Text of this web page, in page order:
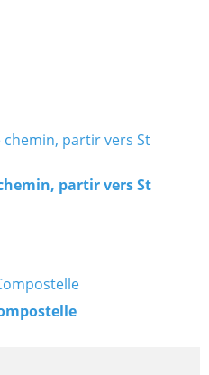
partir vers St